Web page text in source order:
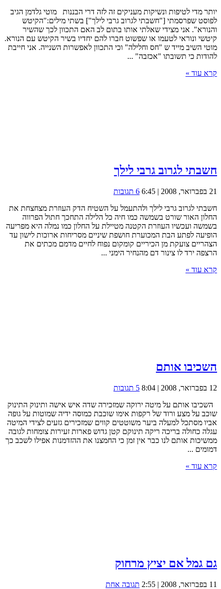
יותר מדי לטיפות ונשיקות מעניקים זה לזה דרי הבננות מוטי גלדמן הגיב
לפוסט שפרסמתי ["חשבתי לגרוב גרבי לילך"] בשתי מילים:"הקיטש
והנורא". אני מצידי שאלתי אותו בתום לב האם התכוון לכך שהשיר
קיטשי ונוראי לטעמו או שפשוט חברו להם יחדיו בשיר הקיטש עם הנורא.
מוטי השיב מייד ש "חס וחלילה" וכי התכוון לאפשרות השנייה. אני חייבת
להודות כי תשובתו "אכזבה" ...
קרא עוד »
חשבתי לגרוב גרבי לילך
21 בפברואר, 2008 | 6:45
6 תגובות
חשבתי לגרוב גרבי לילך ולהתעמל על השטיח הדק העוזרת מצחצחת את
החלון האור שורט בשמשה כמו חיה כל הלילה התחכך חתול הפרווה
בשמשה ועכשיו העוזרת הקטנה מטיילת על החלון כמו נמלה היא מפריעה
הופיעה לפתע הבת המכוערת חושפת שיניים מסריחות ארוכות לישון עד
הצהריים צועקת מן הכיריים קומקום נפוח לחיים מדמם מכתים את
הרצפה ירד לו צינור דם מהנחיר הימני ...
קרא עוד »
השכיבו אותם
12 בפברואר, 2008 | 8:04
5 תגובות
השכיבו אותם על מיטה ירוקה שמזכירה שדה איש אישה ותינוק התינוק
שוכב על מצע ורוד של רקפות אימו שוכבת כמוסה ידיה שמוטות על גופה
אביו מסתכל למעלה ביער משוטטים קווים שמזכירים גזעים לצידי המיטה
עגלה כחולה בריכה ריקה תינוקם קטן גדוש פארות זעירות צומחות לגובה
ממשיכות אותם לנו כבר אין זמן כי החמצנו את ההזדמנות אפילו לשכב כך
דמומים ...
קרא עוד »
גם גמל אם יציץ מרחוק
11 בפברואר, 2008 | 2:55
תגובה אחת